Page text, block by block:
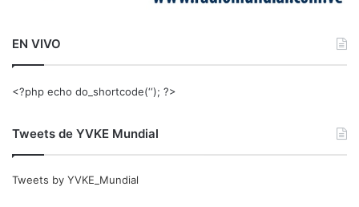
EN VIVO
<?php echo do_shortcode(‘‘); ?>
Tweets de YVKE Mundial
Tweets by YVKE_Mundial